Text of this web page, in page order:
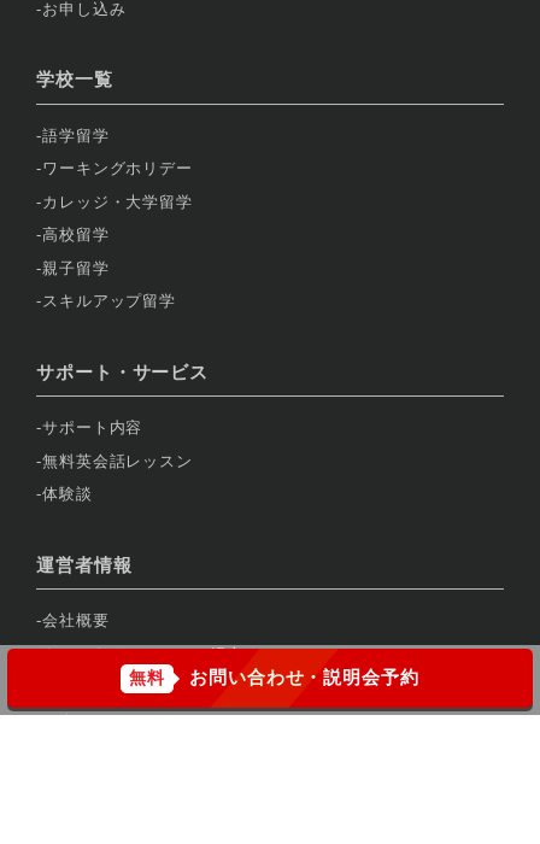
お申し込み
学校一覧
語学留学
ワーキングホリデー
カレッジ・大学留学
高校留学
親子留学
スキルアップ留学
サポート・サービス
サポート内容
無料英会話レッスン
体験談
運営者情報
会社概要
トロントオフィスのご紹介
バンクーバーオフィスのご紹介
アクセス
無料 お問い合わせ・説明会予約